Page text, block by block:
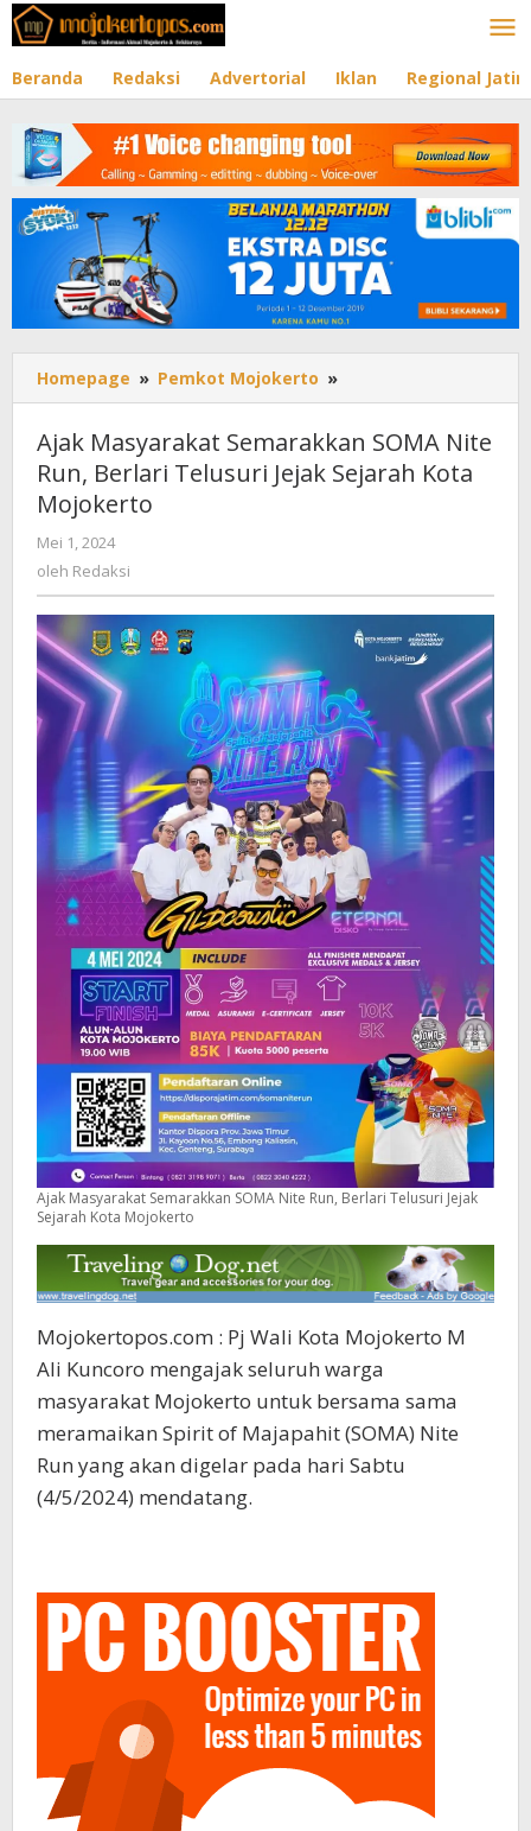
Lewati
ke
Beranda Redaksi Advertorial Iklan Regional Jatim
Homepage » Pemkot Mojokerto »
Masyarakat
SOMA
Nite
Sejarah
Kota
Mojokerto
Ajak Masyarakat Semarakkan SOMA Nite
Run, Berlari Telusuri Jejak Sejarah Kota
Mojokerto
Mei 1, 2024
Redaksi
oleh Redaksi
Ajak Masyarakat Semarakkan SOMA Nite Run, Berlari Telusuri Jejak
Sejarah Kota Mojokerto
Mojokertopos.com : Pj Wali Kota Mojokerto M
Ali Kuncoro mengajak seluruh warga
masyarakat Mojokerto untuk bersama sama
meramaikan Spirit of Majapahit (SOMA) Nite
Run yang akan digelar pada hari Sabtu
(4/5/2024) mendatang.